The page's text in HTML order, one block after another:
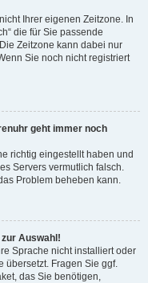
Ihrer eigenen Zeitzone. In
die für Sie passende
Zeitzone kann dabei nur
Sie noch nicht registriert
geht immer noch
richtig eingestellt haben und
Servers vermutlich falsch.
Problem beheben kann.
Auswahl!
Sprache nicht installiert oder
übersetzt. Fragen Sie ggf.
das Sie benötigen,